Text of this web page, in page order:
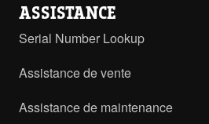
ASSISTANCE
Serial Number Lookup
Assistance de vente
Assistance de maintenance